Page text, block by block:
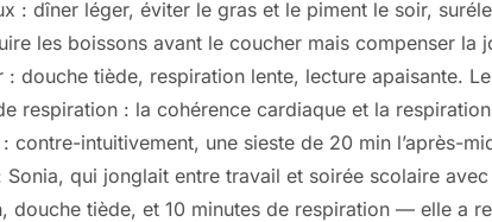
: dîner léger, éviter le gras et le piment le soir,
les boissons avant le coucher mais compenser la
: douche tiède, respiration lente, lecture apaisante.
respiration : la cohérence cardiaque et la
contre-intuitivement, une sieste de 20 min l’après-
Sonia, qui jonglait entre travail et soirée scolaire
douche tiède, et 10 minutes de respiration — elle a